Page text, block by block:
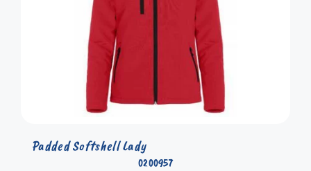
0200957
Padded Softshell Lady